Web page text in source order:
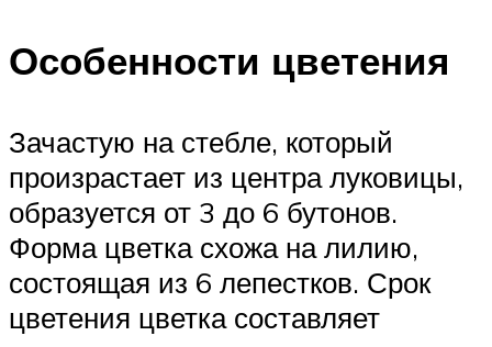
Особенности цветения
Зачастую на стебле, который
произрастает из центра луковицы,
образуется от 3 до 6 бутонов.
Форма цветка схожа на лилию,
состоящая из 6 лепестков. Срок
цветения цветка составляет